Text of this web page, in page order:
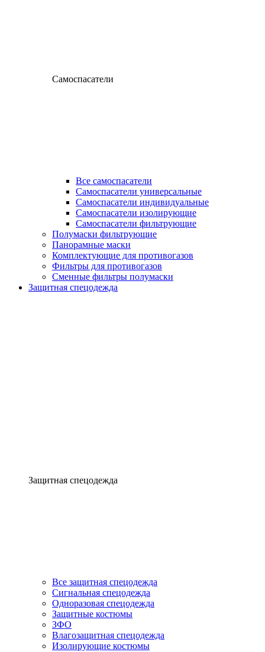
Самоспасатели
Все самоспасатели
Самоспасатели универсальные
Самоспасатели индивидуальные
Самоспасатели изолирующие
Самоспасатели фильтрующие
Полумаски фильтрующие
Панорамные маски
Комплектующие для противогазов
Фильтры для противогазов
Сменные фильтры полумаски
Защитная спецодежда
Защитная спецодежда
Все защитная спецодежда
Сигнальная спецодежда
Одноразовая спецодежда
Защитные костюмы
ЗФО
Влагозащитная спецодежда
Изолирующие костюмы